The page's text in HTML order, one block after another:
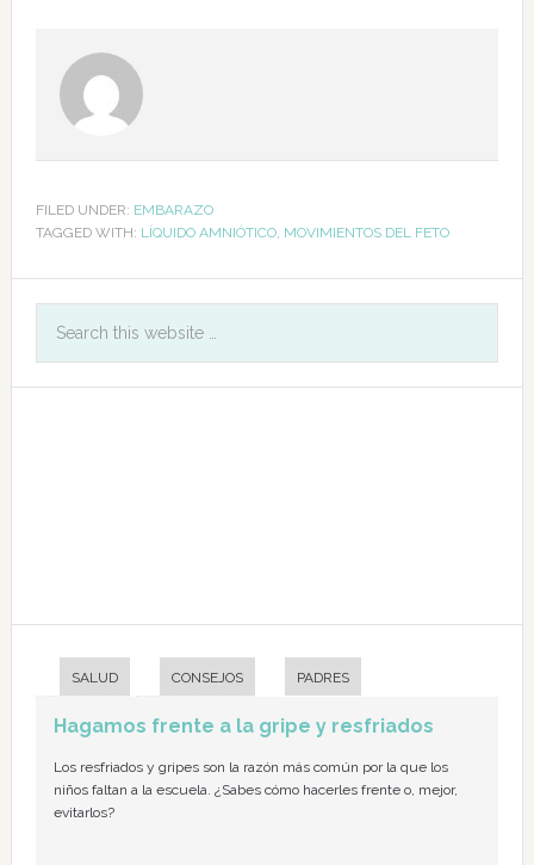
FILED UNDER: EMBARAZO
TAGGED WITH: LÍQUIDO AMNIÓTICO, MOVIMIENTOS DEL FETO
SALUD CONSEJOS PADRES
Hagamos frente a la gripe y resfriados
Los resfriados y gripes son la razón más común por la que los
niños faltan a la escuela. ¿Sabes cómo hacerles frente o, mejor,
evitarlos?